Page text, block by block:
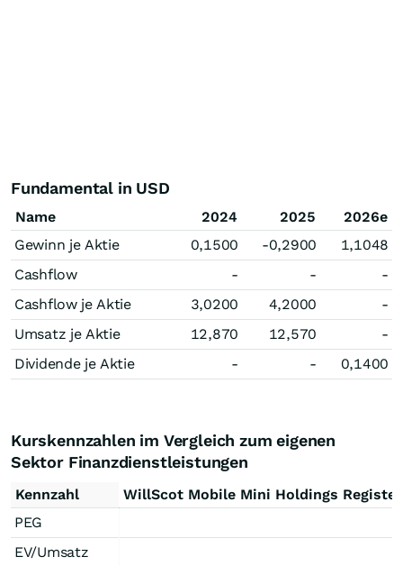
Fundamental in USD
Name 2024 2025
2026e
Gewinn je Aktie
0,1500 -0,2900
1,1048
Cashflow
- -
-
Cashflow je Aktie
3,0200 4,2000
-
Umsatz je Aktie
12,870 12,570
-
Dividende je Aktie
- - 0,1400
Kurskennzahlen im Vergleich zum eigenen
Sektor Finanzdienstleistungen
Kennzahl
WillScot Mobile Mini Holdings
PEG
EV/Umsatz